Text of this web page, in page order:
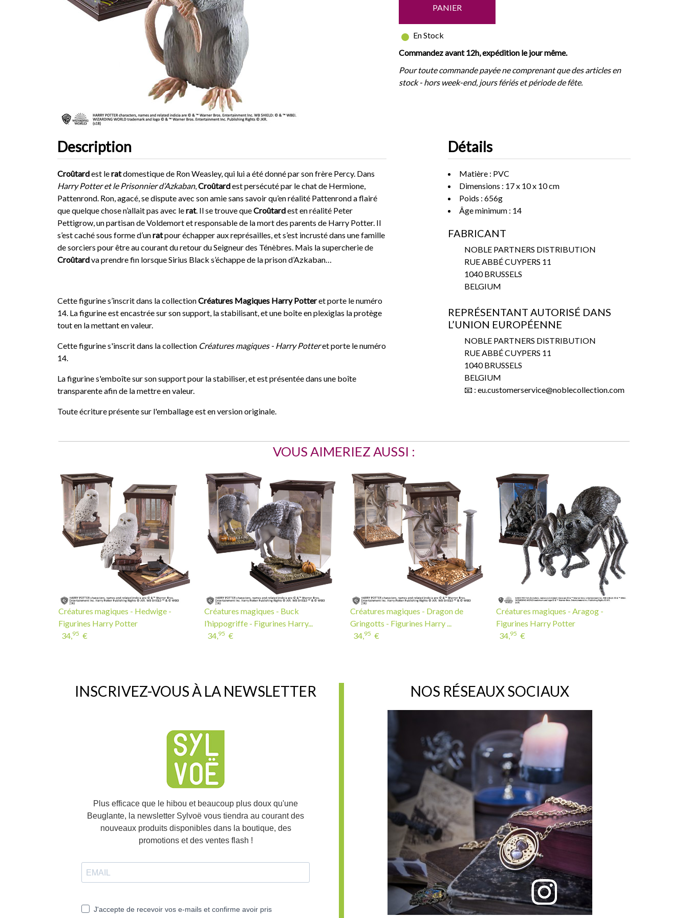
PANIER
En Stock
Commandez avant 12h, expédition le jour même.
Pour toute commande payée ne comprenant que des articles en
stock - hors week-end, jours fériés et période de fête.
Description
Croûtardest leratdomestique de Ron Weasley, qui lui a été donné par son frère Percy. Dans
Harry Potter et le Prisonnier d’Azkaban,Croûtardest persécuté par le chat de Hermione,
Pattenrond. Ron, agacé, se dispute avec son amie sans savoir qu’en réalité Pattenrond a flairé
que quelque chose n’allait pas avec lerat. Il se trouve queCroûtardest en réalité Peter
Pettigrow, un partisan de Voldemort et responsable de la mort des parents de Harry Potter. Il
s’est caché sous forme d’unratpour échapper aux représailles, et s’est incrusté dans une famille
de sorciers pour être au courant du retour du Seigneur des Ténèbres. Mais la supercherie de
Croûtardva prendre fin lorsque Sirius Black s’échappe de la prison d’Azkaban…
Cette figurine s’inscrit dans la collectionCréatures Magiques Harry Potteret porte le numéro
14. La figurine est encastrée sur son support, la stabilisant, et une boîte en plexiglas la protège
tout en la mettant en valeur.
Cette figurine s'inscrit dans la collection Créatures magiques - Harry Potteret porte le numéro
14.
La figurine s'emboîte sur son support pour la stabiliser, et est présentée dans une boîte
transparente afin de la mettre en valeur.
Toute écriture présente sur l'emballage est en version originale.
Détails
Matière : PVC
Dimensions : 17 x 10 x 10 cm
Poids : 656g
Âge minimum : 14
FABRICANT
NOBLE PARTNERS DISTRIBUTION
RUE ABBÉ CUYPERS 11
1040 BRUSSELS
BELGIUM
REPRÉSENTANT AUTORISÉ DANS
L’UNION EUROPÉENNE
NOBLE PARTNERS DISTRIBUTION
RUE ABBÉ CUYPERS 11
1040 BRUSSELS
BELGIUM
📧 : eu.customerservice@noblecollection.com
VOUS AIMERIEZ AUSSI :
Créatures magiques - Hedwige -
Figurines Harry Potter
34,95 €
Créatures magiques - Buck
l’hippogriffe - Figurines Harry...
34,95 €
Créatures magiques - Dragon de
Gringotts - Figurines Harry ...
34,95 €
Créatures magiques - Aragog -
Figurines Harry Potter
34,95 €
INSCRIVEZ-VOUS À LA NEWSLETTER
Plus efficace que le hibou et beaucoup plus doux qu'une
Beuglante, la newsletter Sylvoë vous tiendra au courant des
nouveaux produits disponibles dans la boutique, des
promotions et des ventes flash !
J'accepte de recevoir vos e-mails et confirme avoir pris
NOS RÉSEAUX SOCIAUX